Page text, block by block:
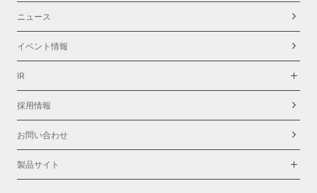
ニュース
イベント情報
IR
採用情報
お問い合わせ
製品サイト